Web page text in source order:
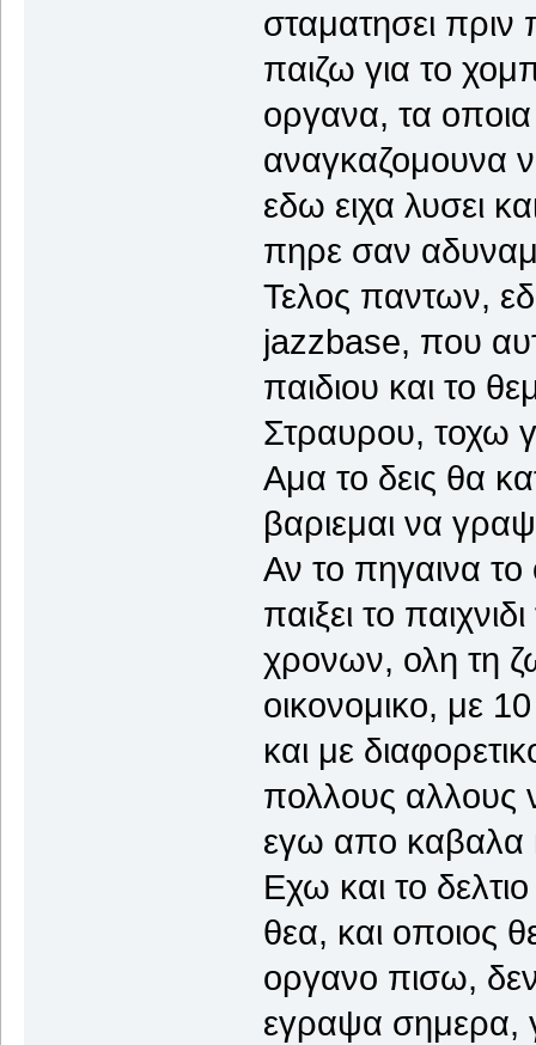
σταματησει
παιζω για το
οργανα, τα οποια
αναγκαζομουνα
εδω ειχα λυσει
πηρε σαν
Τελος παντων,
jazzbase, που
παιδιου και το
Στραυρου, τοχω
Αμα το δεις θα
βαριεμαι να
Αν το πηγαινα
παιξει το
χρονων, ολη τη
οικονομικο, με
και με
πολλους αλλους
εγω απο καβαλα
Εχω και το
θεα, και οποιος
οργανο πισω,
εγραψα σημερα,